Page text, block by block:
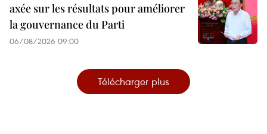
axée sur les résultats pour améliorer
la gouvernance du Parti
06/08/2026 09:00
Télécharger plus